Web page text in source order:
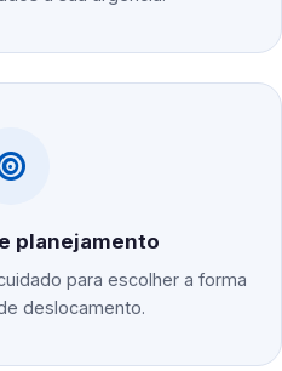
planejamento
para escolher a forma
deslocamento.